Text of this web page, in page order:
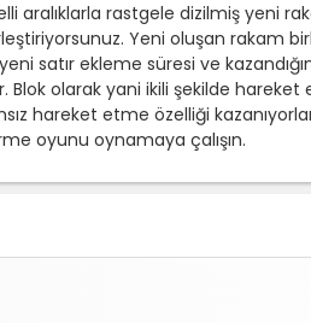
rastgele dizilmiş yeni
Yeni oluşan rakam
satır ekleme süresi ve
olarak yani ikili şekilde hareket
hareket etme özelliği
oyunu oynamaya çalışın.